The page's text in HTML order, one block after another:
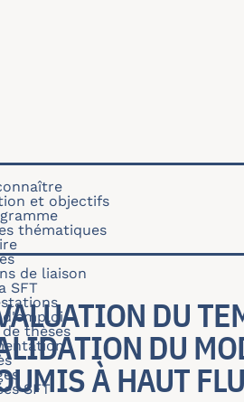
principale
et objectifs
thématiques
de liaison
SFT
thèses
SFT
DU
DU
À HAUT